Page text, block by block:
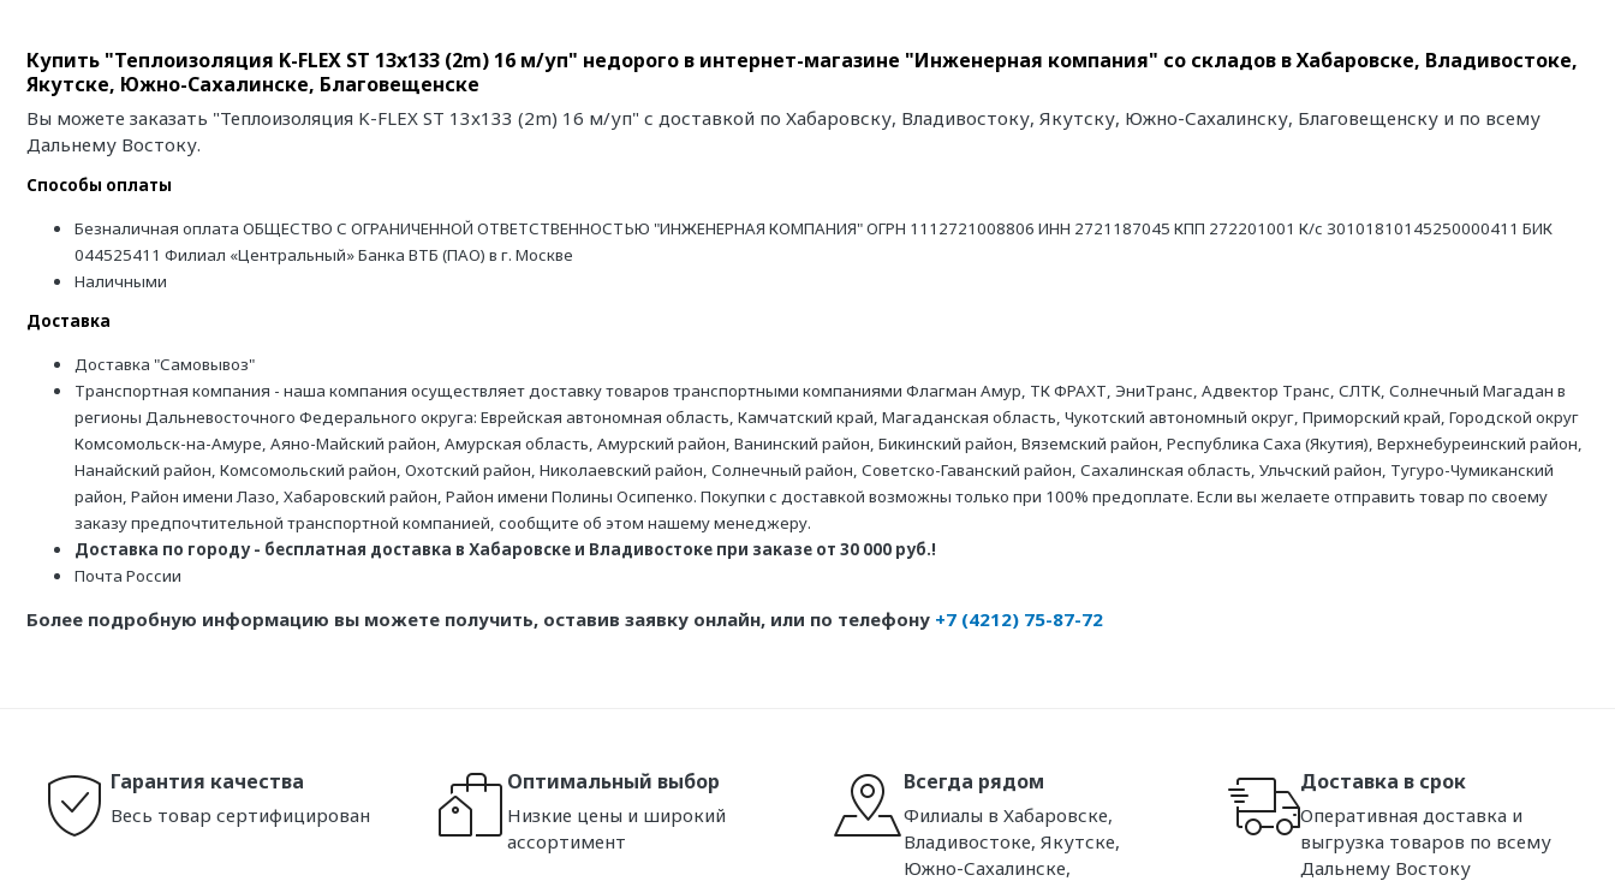
Купить "Теплоизоляция K-FLEX ST 13x133 (2m) 16 м/уп" недорого в интернет-магазине "Инженерная компания" со складов в Хабаровске, Владивостоке,
Якутске, Южно-Сахалинске, Благовещенске
Вы можете заказать "Теплоизоляция K-FLEX ST 13x133 (2m) 16 м/уп" с доставкой по Хабаровску, Владивостоку, Якутску, Южно-Сахалинску, Благовещенску и по всему
Дальнему Востоку.
Способы оплаты
Безналичная оплата ОБЩЕСТВО С ОГРАНИЧЕННОЙ ОТВЕТСТВЕННОСТЬЮ "ИНЖЕНЕРНАЯ КОМПАНИЯ" ОГРН 1112721008806 ИНН 2721187045 КПП 272201001 К/с 30101810145250000411 БИК
044525411 Филиал «Центральный» Банка ВТБ (ПАО) в г. Москве
Наличными
Доставка
Доставка "Самовывоз"
Транспортная компания - наша компания осуществляет доставку товаров транспортными компаниями Флагман Амур, ТК ФРАХТ, ЭниТранс, Адвектор Транс, СЛТК, Солнечный Магадан в
регионы Дальневосточного Федерального округа: Еврейская автономная область, Камчатский край, Магаданская область, Чукотский автономный округ, Приморский край, Городской округ
Комсомольск-на-Амуре, Аяно-Майский район, Амурская область, Амурский район, Ванинский район, Бикинский район, Вяземский район, Республика Саха (Якутия), Верхнебуреинский район,
Нанайский район, Комсомольский район, Охотский район, Николаевский район, Солнечный район, Советско-Гаванский район, Сахалинская область, Ульчский район, Тугуро-Чумиканский
район, Район имени Лазо, Хабаровский район, Район имени Полины Осипенко. Покупки с доставкой возможны только при 100% предоплате. Если вы желаете отправить товар по своему
заказу предпочтительной транспортной компанией, сообщите об этом нашему менеджеру.
Доставка по городу - бесплатная доставка в Хабаровске и Владивостоке при заказе от 30 000 руб.!
Почта России
Более подробную информацию вы можете получить, оставив заявку онлайн, или по телефону +7 (4212) 75-87-72
Гарантия качества
Весь товар сертифицирован
Оптимальный выбор
Низкие цены и широкий
ассортимент
Всегда рядом
Филиалы в Хабаровске,
Владивостоке, Якутске,
Южно-Сахалинске,
Доставка в срок
Оперативная доставка и
выгрузка товаров по всему
Дальнему Востоку